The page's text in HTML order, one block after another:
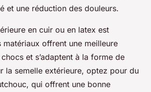
et une réduction des douleurs.
en cuir ou en latex est
matériaux offrent une meilleure
et s’adaptent à la forme de
la semelle extérieure, optez pour du
qui offrent une bonne